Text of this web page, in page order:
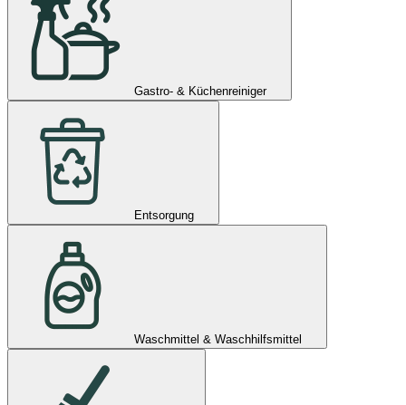
Gastro- & Küchenreiniger
Entsorgung
Waschmittel & Waschhilfsmittel